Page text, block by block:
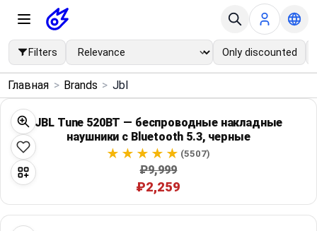
Filters Only discounted
Menu ×
Home
Search
Price Drops
Главная > Brands > Jbl
JBL Tune 520BT — беспроводные накладные
наушники с Bluetooth 5.3, черные
(5507)
₽9,999
₽2,259